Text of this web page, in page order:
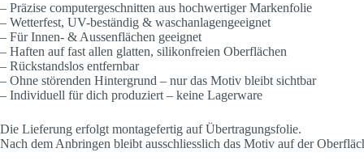
– Präzise computergeschnitten aus hochwertiger Markenfolie
– Wetterfest, UV-beständig & waschanlagengeeignet
– Für Innen- & Aussenflächen geeignet
– Haften auf fast allen glatten, silikonfreien Oberflächen
– Rückstandslos entfernbar
– Ohne störenden Hintergrund – nur das Motiv bleibt sichtbar
– Individuell für dich produziert – keine Lagerware
Die Lieferung erfolgt montagefertig auf Übertragungsfolie.
Nach dem Anbringen bleibt ausschliesslich das Motiv auf der